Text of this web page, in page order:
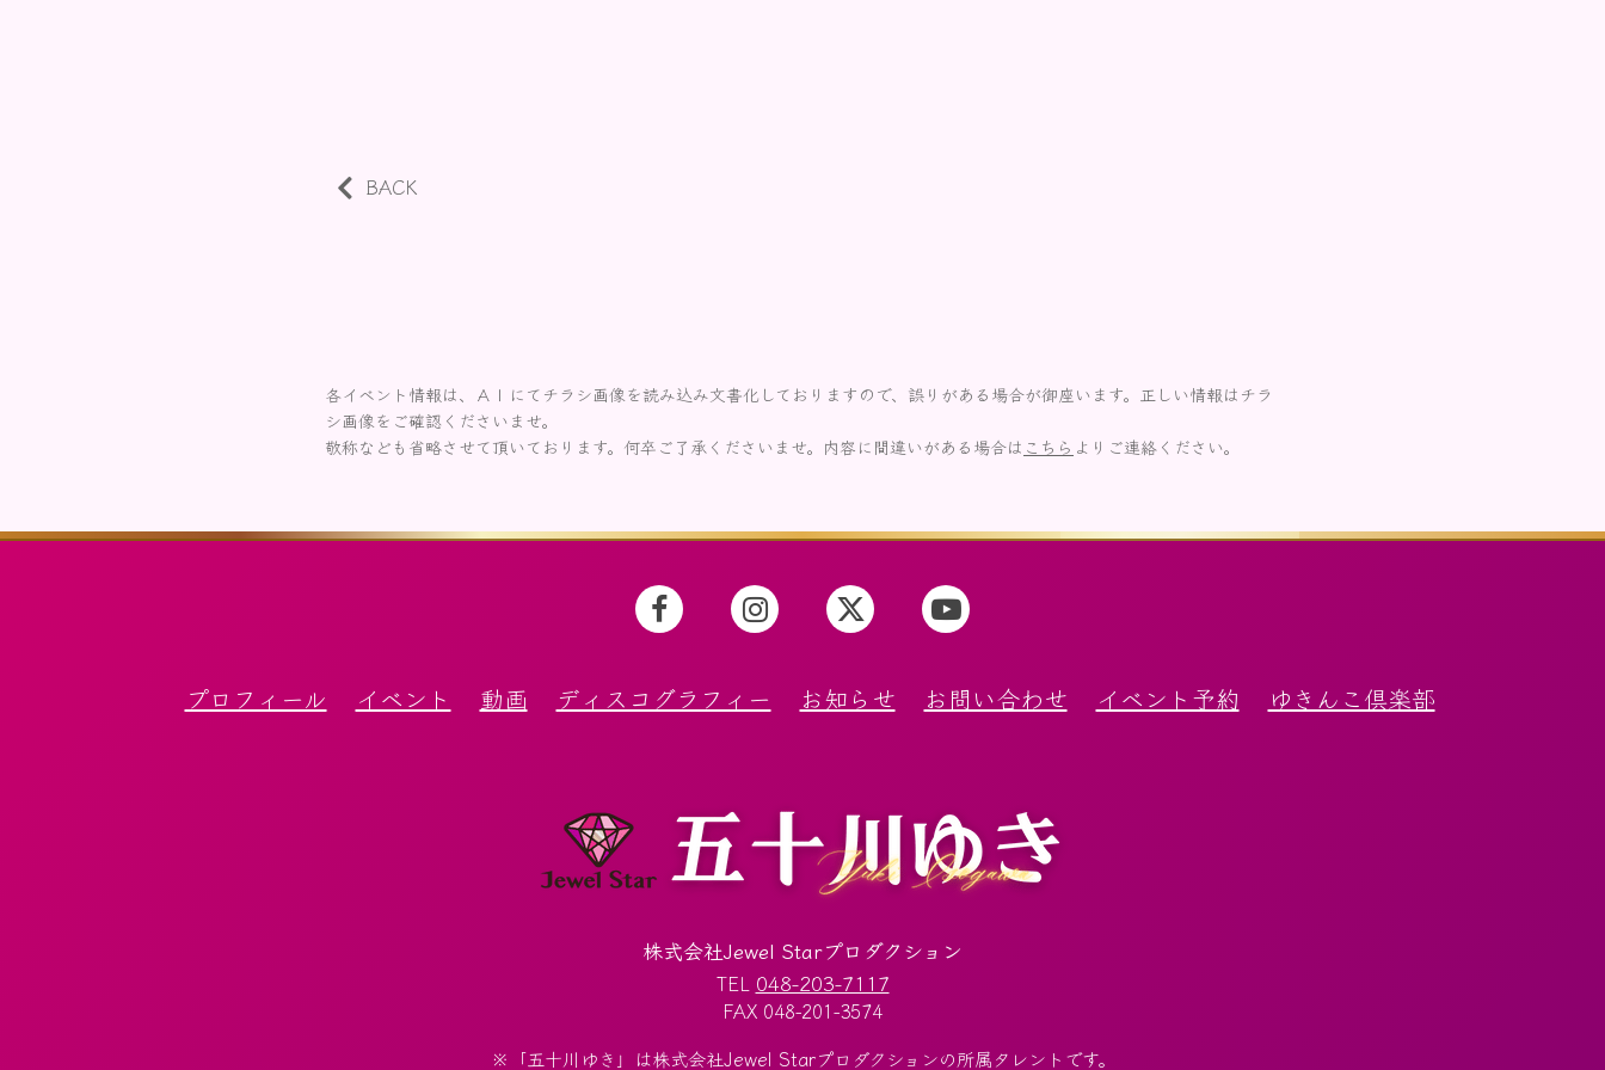
BACK
各イベント情報は、ＡＩにてチラシ画像を読み込み文書化しておりますので、誤りがある場合が御座います。正しい情報はチラ
シ画像をご確認くださいませ。
敬称なども省略させて頂いております。何卒ご了承くださいませ。内容に間違いがある場合は こちら よりご連絡ください。
プロフィール イベント 動画 ディスコグラフィー お知らせ お問い合わせ イベント予約 ゆきんこ倶楽部
株式会社Jewel Starプロダクション
TEL 048-203-7117
FAX 048-201-3574
※「五十川ゆき」は株式会社Jewel Starプロダクションの所属タレントです。